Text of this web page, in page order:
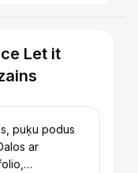
Let it
puķu podus
ar